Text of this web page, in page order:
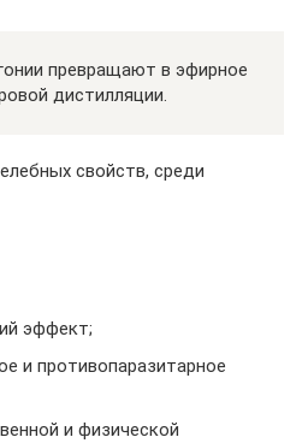
превращают в эфирное
дистилляции.
свойств, среди
эффект;
и противопаразитарное
и физической